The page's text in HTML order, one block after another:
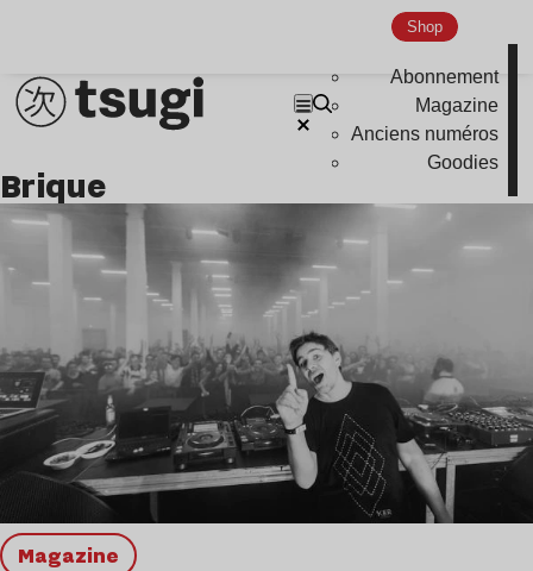
Shop
Abonnement
Magazine
Anciens numéros
Goodies
brique
magazine